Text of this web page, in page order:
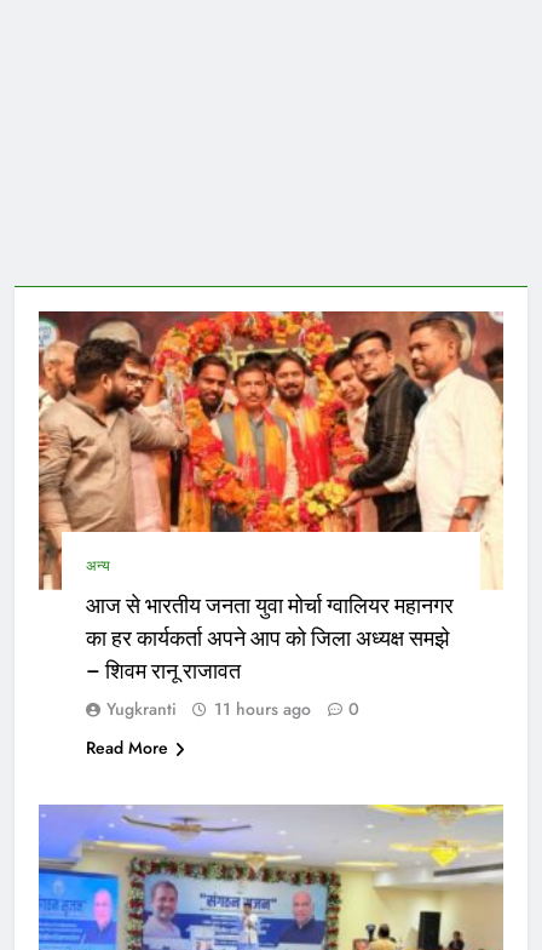
अन्य
आज से भारतीय जनता युवा मोर्चा ग्वालियर महानगर
का हर कार्यकर्ता अपने आप को जिला अध्यक्ष समझे
– शिवम रानू राजावत
Yugkranti 11 hours ago
0
Read More